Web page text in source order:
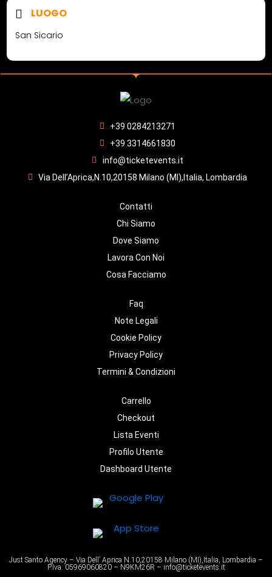
LUOGO
San Sicario
+39 0284213271
+39 3314661830
info@ticketevents.it
Via Dell’Aprica,N.10,20158 Milano (MI),Italia, Lombardia
Contatti
Chi Siamo
Dove Siamo
Lavora Con Noi
Cosa Facciamo
Faq
Note Legali
Cookie Policy
Privacy Policy
Termini & Condizioni
Carrello
Checkout
Lista Eventi
Profilo Utente
Dashboard Utente
Just Santo Agency – Via Dell’ Aprica N.10,20158 Milano (MI),Italia, Lombardia –
P.Iva. 05969060820 – N9KM26R – info@ticketevents.it